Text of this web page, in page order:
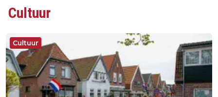
Cultuur
Cultuur